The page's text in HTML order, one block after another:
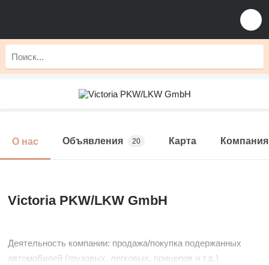
О нас Объявления 20 Карта Компания
Victoria PKW/LKW GmbH
Деятельность компании: продажа/покупка подержанных
автомобилей (грузовых, легковых, прицепов и т.д.)